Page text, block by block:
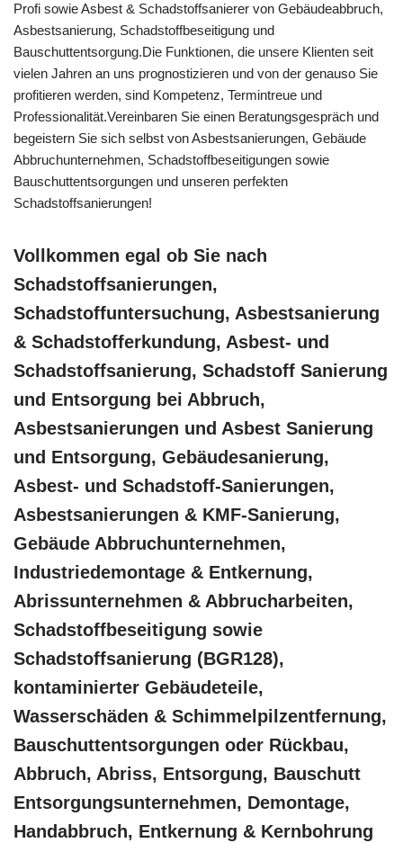
Profi sowie Asbest & Schadstoffsanierer von Gebäudeabbruch,
Asbestsanierung, Schadstoffbeseitigung und
Bauschuttentsorgung.Die Funktionen, die unsere Klienten seit
vielen Jahren an uns prognostizieren und von der genauso Sie
profitieren werden, sind Kompetenz, Termintreue und
Professionalität.Vereinbaren Sie einen Beratungsgespräch und
begeistern Sie sich selbst von Asbestsanierungen, Gebäude
Abbruchunternehmen, Schadstoffbeseitigungen sowie
Bauschuttentsorgungen und unseren perfekten
Schadstoffsanierungen!
Vollkommen egal ob Sie nach
Schadstoffsanierungen,
Schadstoffuntersuchung, Asbestsanierung
& Schadstofferkundung, Asbest- und
Schadstoffsanierung, Schadstoff Sanierung
und Entsorgung bei Abbruch,
Asbestsanierungen und Asbest Sanierung
und Entsorgung, Gebäudesanierung,
Asbest- und Schadstoff-Sanierungen,
Asbestsanierungen & KMF-Sanierung,
Gebäude Abbruchunternehmen,
Industriedemontage & Entkernung,
Abrissunternehmen & Abbrucharbeiten,
Schadstoffbeseitigung sowie
Schadstoffsanierung (BGR128),
kontaminierter Gebäudeteile,
Wasserschäden & Schimmelpilzentfernung,
Bauschuttentsorgungen oder Rückbau,
Abbruch, Abriss, Entsorgung, Bauschutt
Entsorgungsunternehmen, Demontage,
Handabbruch, Entkernung & Kernbohrung